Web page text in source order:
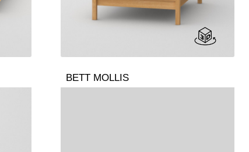
BETT MOLLIS